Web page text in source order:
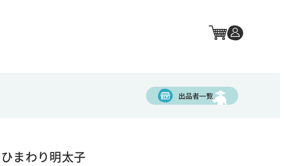
ひまわり明太子